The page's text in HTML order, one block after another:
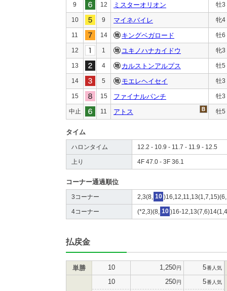
9 12 ミスターオリオン 牡3
10 9 マイネバイレ 牝4
11 14 キングベガロード 牡6
12 1 ユキノハナカイドウ 牝3
13 4 カルストンアルプス 牡5
14 5 モエレヘイセイ 牡3
15 15 ファイナルパンチ 牡3
中止 11 アトス 牡5
タイム
ハロンタイム 12.2 - 10.9 - 11.7 - 11.9 - 12.5
上り 4F 47.0 - 3F 36.1
コーナー通過順位
3コーナー 2,3(8, 10
4コーナー (*2,3)(8, 10 )16-
払戻金
単勝 10 1,250円 5番人気
10 250円 5番人気